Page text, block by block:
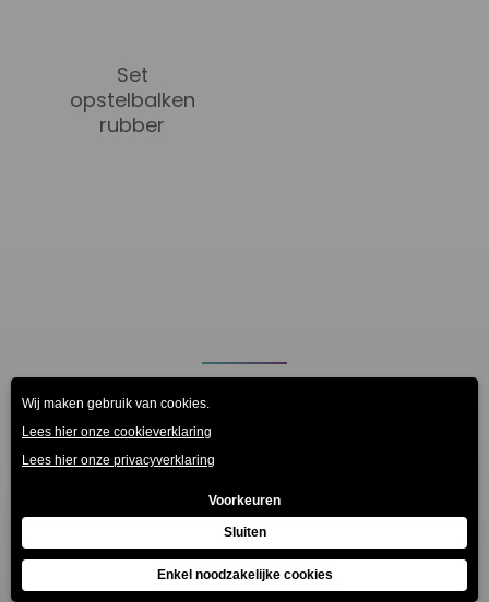
Set
opstelbalken
rubber
Blijf op de hoogte, meld je aan voor de
nieuwsbrief!
Aanmelden